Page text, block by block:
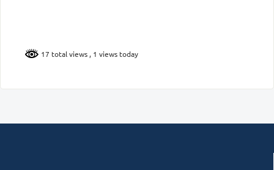
17 total views , 1 views today